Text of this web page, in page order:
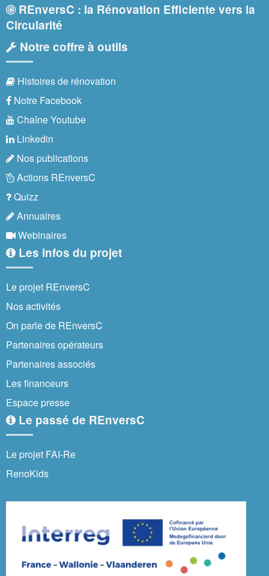
REnversC : la Rénovation Efficiente vers la
Circularité
Notre coffre à outils
Histoires de rénovation
Notre Facebook
Chaîne Youtube
Linkedin
Nos publications
Actions REnversC
Quizz
Annuaires
Webinaires
Les infos du projet
Le projet REnversC
Nos activités
On parle de REnversC
Partenaires opérateurs
Partenaires associés
Les financeurs
Espace presse
Le passé de REnversC
Le projet FAI-Re
RenoKids